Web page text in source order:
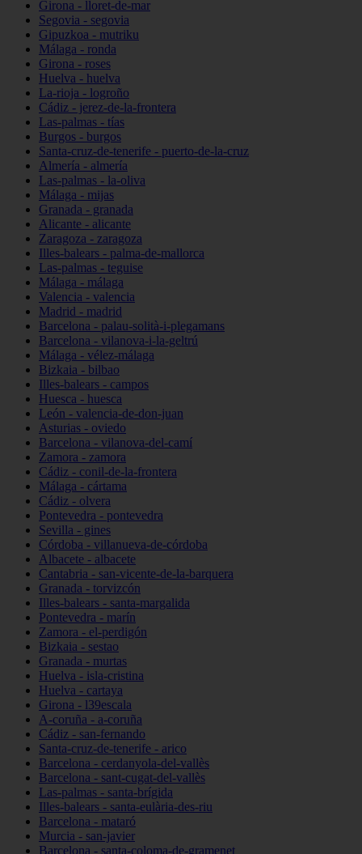
Girona - lloret-de-mar
Segovia - segovia
Gipuzkoa - mutriku
Málaga - ronda
Girona - roses
Huelva - huelva
La-rioja - logroño
Cádiz - jerez-de-la-frontera
Las-palmas - tías
Burgos - burgos
Santa-cruz-de-tenerife - puerto-de-la-cruz
Almería - almería
Las-palmas - la-oliva
Málaga - mijas
Granada - granada
Alicante - alicante
Zaragoza - zaragoza
Illes-balears - palma-de-mallorca
Las-palmas - teguise
Málaga - málaga
Valencia - valencia
Madrid - madrid
Barcelona - palau-solità-i-plegamans
Barcelona - vilanova-i-la-geltrú
Málaga - vélez-málaga
Bizkaia - bilbao
Illes-balears - campos
Huesca - huesca
León - valencia-de-don-juan
Asturias - oviedo
Barcelona - vilanova-del-camí
Zamora - zamora
Cádiz - conil-de-la-frontera
Málaga - cártama
Cádiz - olvera
Pontevedra - pontevedra
Sevilla - gines
Córdoba - villanueva-de-córdoba
Albacete - albacete
Cantabria - san-vicente-de-la-barquera
Granada - torvizcón
Illes-balears - santa-margalida
Pontevedra - marín
Zamora - el-perdigón
Bizkaia - sestao
Granada - murtas
Huelva - isla-cristina
Huelva - cartaya
Girona - l39escala
A-coruña - a-coruña
Cádiz - san-fernando
Santa-cruz-de-tenerife - arico
Barcelona - cerdanyola-del-vallès
Barcelona - sant-cugat-del-vallès
Las-palmas - santa-brígida
Illes-balears - santa-eulària-des-riu
Barcelona - mataró
Murcia - san-javier
Barcelona - santa-coloma-de-gramenet